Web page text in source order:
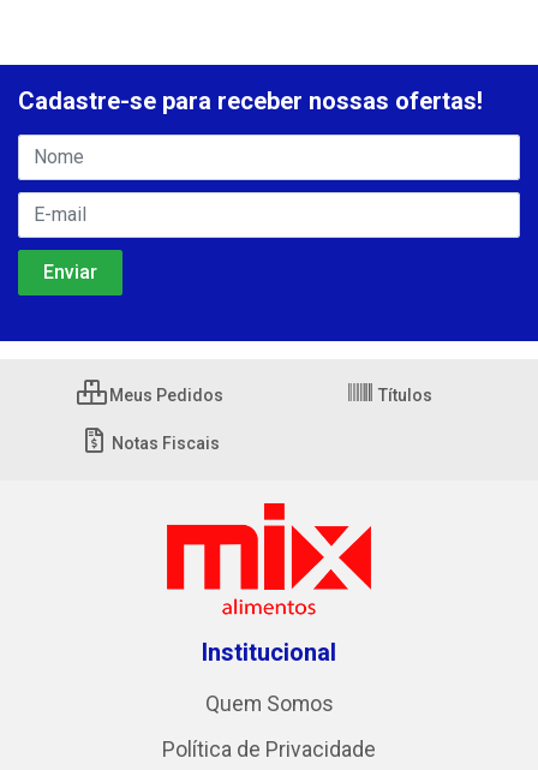
Cadastre-se para receber nossas ofertas!
Meus Pedidos Títulos
Notas Fiscais
Institucional
Quem Somos
Política de Privacidade